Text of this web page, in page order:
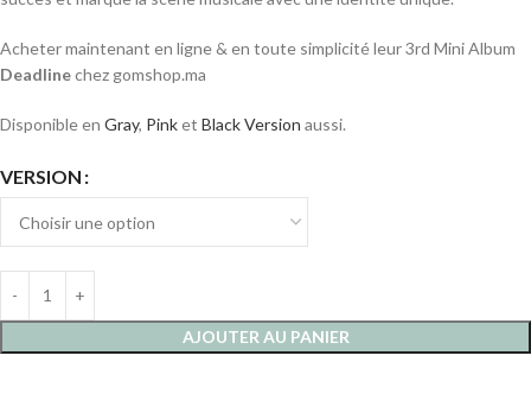
Acheter maintenant en ligne & en toute simplicité leur 3rd Mini Album
Deadlinechez gomshop.ma
Disponible en Gray, Pinket Black Version aussi.
VERSION
AJOUTER AU PANIER